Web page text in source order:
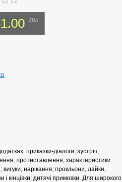
грн
приказки-діалоги; зустріч,
протиставлення; характеристики
нарікання; прокльони, лайки,
і кінцівки; дитячі примовки. Для широкого